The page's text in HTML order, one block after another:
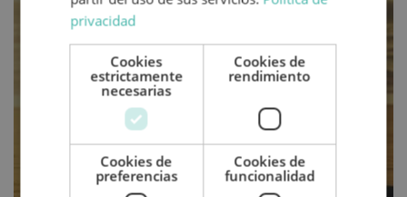
Top 6 áreas de autocaravanas a pie
de playa
privacidad
Cookies
estrictamente
necesarias
Cookies de
rendimiento
Cookies de
preferencias
Cookies de
funcionalidad